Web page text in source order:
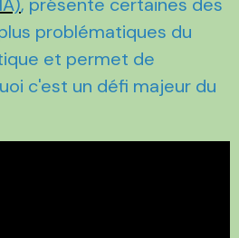
, présente certaines des
problématiques du
et permet de
c'est un défi majeur du